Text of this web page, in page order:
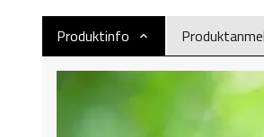
Produktinfo